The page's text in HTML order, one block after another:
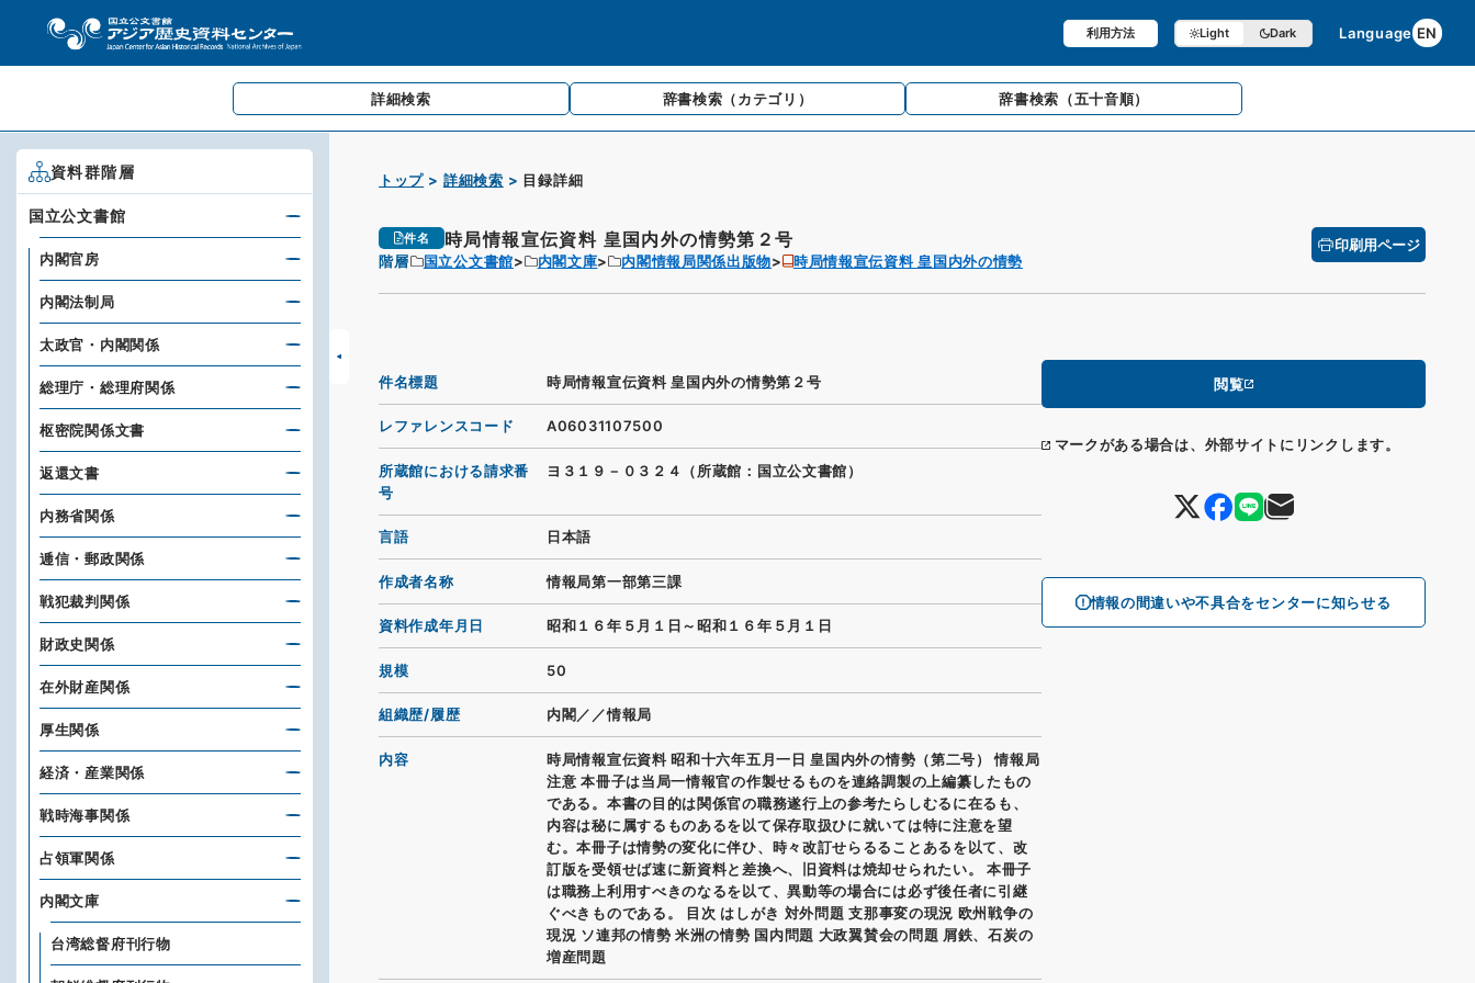
利用方法 Light Dark Language EN
詳細検索 辞書検索 （カテゴリ） 辞書検索 （五十音順）
トップ 詳細検索 目録詳細
件名 時局情報宣伝資料 皇国内外の情勢第２号
階層 国立公文書館 内閣文庫 内閣情報局関係出版物 時局情報宣伝資料 皇国内外の情勢
印刷用ページ
閲覧
マークがある場合は、外部サイトにリンクします。
情報の間違いや不具合をセンターに知らせる
件名標題 時局情報宣伝資料 皇国内外の情勢第２号
レファレンスコード A06031107500
所蔵館における請求番
号
ヨ３１９－０３２４（所蔵館：国立公文書館）
言語 日本語
作成者名称 情報局第一部第三課
資料作成年月日 昭和１６年５月１日～昭和１６年５月１日
規模 50
組織歴/履歴 内閣／／情報局
内容
時局情報宣伝資料 昭和十六年五月一日 皇国内外の情勢（第二号） 情報局
注意 本冊子は当局一情報官の作製せるものを連絡調製の上編纂したもの
である。本書の目的は関係官の職務遂行上の参考たらしむるに在るも、
内容は秘に属するものあるを以て保存取扱ひに就いては特に注意を望
む。本冊子は情勢の変化に伴ひ、時々改訂せらるることあるを以て、改
訂版を受領せば速に新資料と差換へ、旧資料は焼却せられたい。 本冊子
は職務上利用すべきのなるを以て、異動等の場合には必ず後任者に引継
ぐべきものである。 目次 はしがき 対外問題 支那事変の現況 欧州戦争の
現況 ソ連邦の情勢 米洲の情勢 国内問題 大政翼賛会の問題 屑鉄、石炭の
増産問題
資料群階層
国立公文書館
内閣官房
内閣法制局
太政官・内閣関係
総理庁・総理府関係
枢密院関係文書
返還文書
内務省関係
逓信・郵政関係
戦犯裁判関係
財政史関係
在外財産関係
厚生関係
経済・産業関係
戦時海事関係
占領軍関係
内閣文庫
台湾総督府刊行物